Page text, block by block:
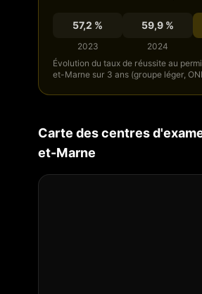
57,2 %
2023
59,9%
2024
Évolution du taux de réussite au
et-Marne sur 3 ans (groupe léger,
Carte des centres
et-Marne